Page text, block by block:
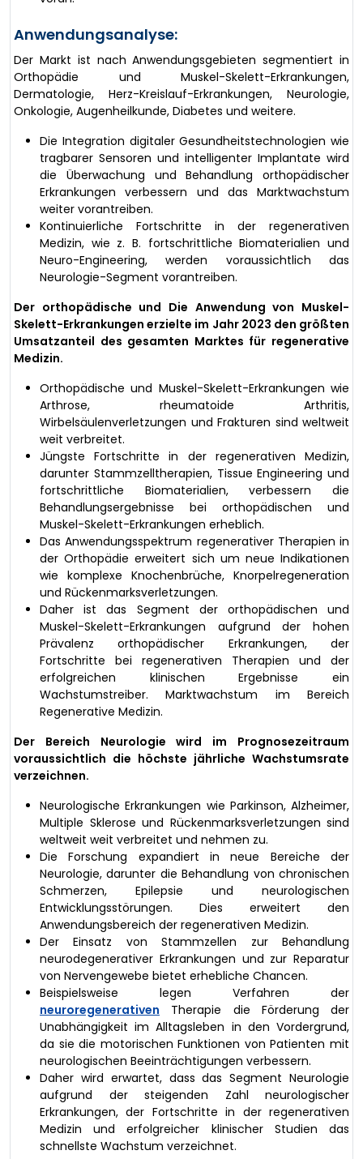
Anwendungsanalyse:
Der Markt ist nach Anwendungsgebieten segmentiert in
Orthopädie und Muskel-Skelett-Erkrankungen,
Dermatologie, Herz-Kreislauf-Erkrankungen, Neurologie,
Onkologie, Augenheilkunde, Diabetes und weitere.
Die Integration digitaler Gesundheitstechnologien wie
tragbarer Sensoren und intelligenter Implantate wird
die Überwachung und Behandlung orthopädischer
Erkrankungen verbessern und das Marktwachstum
weiter vorantreiben.
Kontinuierliche Fortschritte in der regenerativen
Medizin, wie z. B. fortschrittliche Biomaterialien und
Neuro-Engineering, werden voraussichtlich das
Neurologie-Segment vorantreiben.
Der orthopädische und Die Anwendung von Muskel-
Skelett-Erkrankungen erzielte im Jahr 2023 den größten
Umsatzanteil des gesamten Marktes für regenerative
Medizin.
Orthopädische und Muskel-Skelett-Erkrankungen wie
Arthrose, rheumatoide Arthritis,
Wirbelsäulenverletzungen und Frakturen sind weltweit
weit verbreitet.
Jüngste Fortschritte in der regenerativen Medizin,
darunter Stammzelltherapien, Tissue Engineering und
fortschrittliche Biomaterialien, verbessern die
Behandlungsergebnisse bei orthopädischen und
Muskel-Skelett-Erkrankungen erheblich.
Das Anwendungsspektrum regenerativer Therapien in
der Orthopädie erweitert sich um neue Indikationen
wie komplexe Knochenbrüche, Knorpelregeneration
und Rückenmarksverletzungen.
Daher ist das Segment der orthopädischen und
Muskel-Skelett-Erkrankungen aufgrund der hohen
Prävalenz orthopädischer Erkrankungen, der
Fortschritte bei regenerativen Therapien und der
erfolgreichen klinischen Ergebnisse ein
Wachstumstreiber. Marktwachstum im Bereich
Regenerative Medizin.
Der Bereich Neurologie wird im Prognosezeitraum
voraussichtlich die höchste jährliche Wachstumsrate
verzeichnen.
Neurologische Erkrankungen wie Parkinson, Alzheimer,
Multiple Sklerose und Rückenmarksverletzungen sind
weltweit weit verbreitet und nehmen zu.
Die Forschung expandiert in neue Bereiche der
Neurologie, darunter die Behandlung von chronischen
Schmerzen, Epilepsie und neurologischen
Entwicklungsstörungen. Dies erweitert den
Anwendungsbereich der regenerativen Medizin.
Der Einsatz von Stammzellen zur Behandlung
neurodegenerativer Erkrankungen und zur Reparatur
von Nervengewebe bietet erhebliche Chancen.
Beispielsweise legen Verfahren der
neuroregenerativen Therapie die Förderung der
Unabhängigkeit im Alltagsleben in den Vordergrund,
da sie die motorischen Funktionen von Patienten mit
neurologischen Beeinträchtigungen verbessern.
Daher wird erwartet, dass das Segment Neurologie
aufgrund der steigenden Zahl neurologischer
Erkrankungen, der Fortschritte in der regenerativen
Medizin und erfolgreicher klinischer Studien das
schnellste Wachstum verzeichnet.